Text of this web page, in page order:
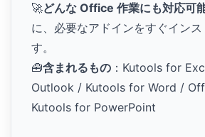
🚀どんな Office 作業にも対応可
に、必要なアドインをすぐインス
す。
🧰含まれるもの ：Kutools for
Outlook / Kutools for Word /
Kutools for PowerPoint